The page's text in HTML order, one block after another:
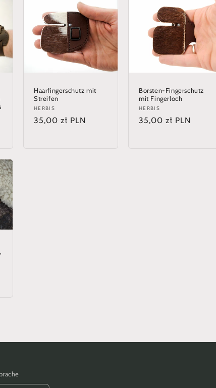
Haarfingerschutz mit
Streifen
Anbieter:
HERBIS
Normaler
35,00 zł PLN
Borsten-Fingerschutz
mit Fingerloch
Anbieter:
HERBIS
Normaler
35,00 zł PLN